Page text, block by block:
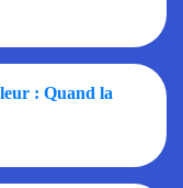
: Quand la